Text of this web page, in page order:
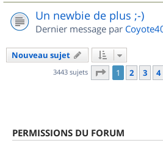
Un newbie de plus ;-)
Dernier message par
Nouveau sujet
3443 sujets Page 1sur 115
1 2 3 4
PERMISSIONS DU FORUM